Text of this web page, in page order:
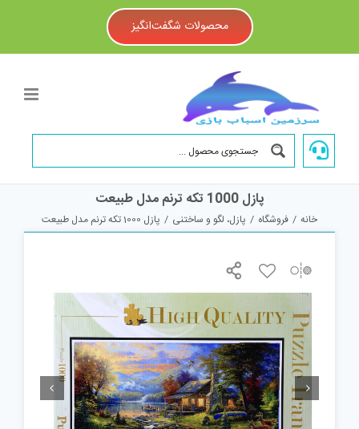
محصولات شگفت‌انگیز
پازل 1000 تکه ترنم مدل طبیعت
خانه / فروشگاه / پازل، لگو و ساختنی / پازل 1000 تکه ترنم مدل طبیعت
 